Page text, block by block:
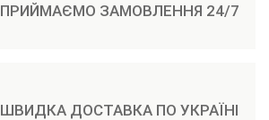
ПРИЙМАЄМО ЗАМОВЛЕННЯ 24/7
ШВИДКА ДОСТАВКА ПО УКРАЇНІ